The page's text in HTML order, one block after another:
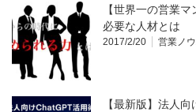
【世界一の営業
必要な人材とは
2017/2/20 営業ノ
【最新版】法人